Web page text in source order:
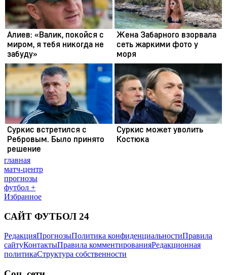
главная
матч-центр
прогнозы
футбол +
Избранное
САЙТ ФУТБОЛ 24
РедакцияПрогнозыПолитика конфиденциальностиПравила
сайтуКонтактыПравила комментированияРедакционная
политикаСтруктура собственности